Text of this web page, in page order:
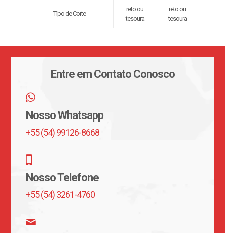
Tipo de Corte
reto ou
tesoura
reto ou
tesoura
Entre em Contato Conosco
Nosso Whatsapp
+55 (54) 99126-8668
Nosso Telefone
+55 (54) 3261-4760